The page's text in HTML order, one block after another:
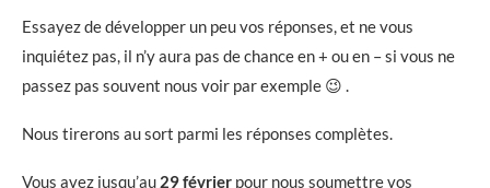
Essayez de développer un peu vos réponses, et ne vous
inquiétez pas, il n’y aura pas de chance en + ou en – si vous ne
passez pas souvent nous voir par exemple 😉 .
Nous tirerons au sort parmi les réponses complètes.
Vous avez jusqu’au 29 février pour nous soumettre vos